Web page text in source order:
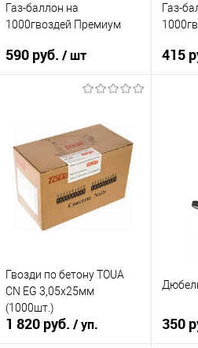
Газ-баллон на
1000гвоздей Премиум
590 руб./ шт
К сравнению
В избранное
В наличии
Газ-
415
К
В
В
Гвозди по бетону TOUA
CN EG 3,05х25мм
(1000шт.)
1 820 руб./ уп. 350